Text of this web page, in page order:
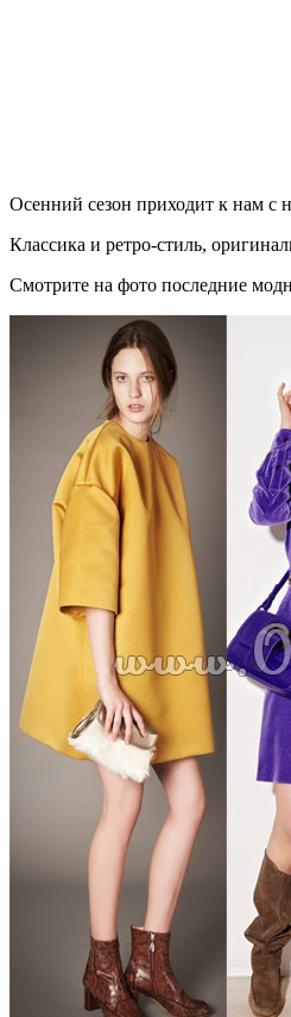
Осенний сезон приходит к нам с
Классика и ретро-стиль,
Смотрите на фото последние